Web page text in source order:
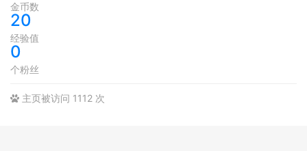
金币数
20
经验值
0
个粉丝
主页被访问 1112 次